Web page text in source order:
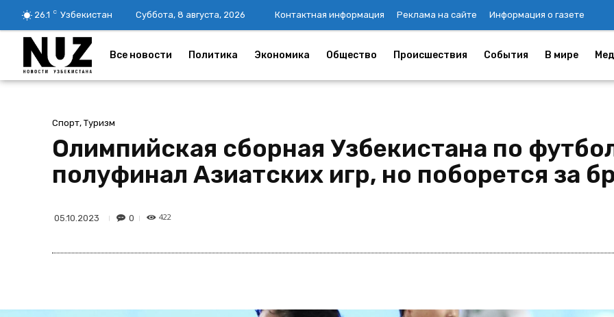
26.1 C Узбекистан Суббота, 8 августа, 2026 Контактная информация Реклама на сайте Информация о газете
Все новости Политика Экономика Общество Происшествия События В мире
Спорт, Туризм
Олимпийская сборная Узбекистана по
полуфинал Азиатских игр, но поборется за
05.10.2023 0 422